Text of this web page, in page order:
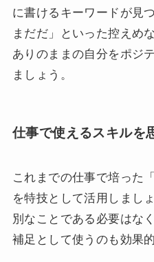
に書けるキーワードが見
まだだ」といった控えめ
ありのままの自分をポジ
ましょう。
仕事で使えるスキルを
これまでの仕事で培った
を特技として活用しまし
別なことである必要はな
補足として使うのも効果的